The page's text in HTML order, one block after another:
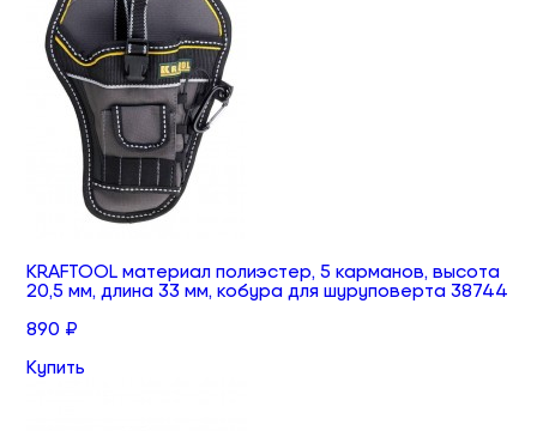
KRAFTOOL материал полиэстер, 5 карманов, высота
20,5 мм, длина 33 мм, кобура для шуруповерта 38744
890 ₽
Купить